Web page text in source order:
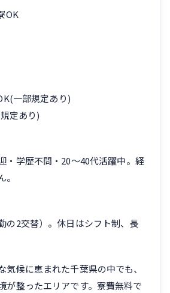
OK
一部規定あり)
定あり)
・学歴不問・20〜40代活躍中。経
の2交替）。休日はシフト制、長
気候に恵まれた千葉県の中でも、
が整ったエリアです。寮費無料で